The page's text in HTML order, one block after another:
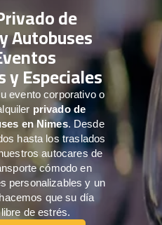
de
Autobuses
Especiales
evento corporativo o
privado de
en Nimes. Desde
hasta los traslados
autocares de
cómodo en
personalizables y un
que su día
de estrés.